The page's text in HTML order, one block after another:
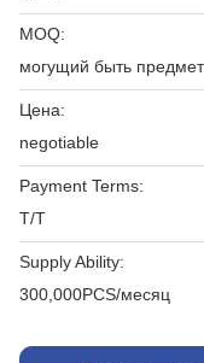
MOQ:
могущий быть
Цена:
negotiable
Payment Terms:
T/T
Supply Ability:
300,000PCS/месяц